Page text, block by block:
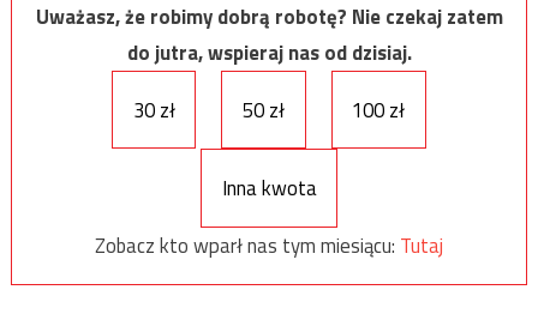
Uważasz, że robimy dobrą robotę? Nie czekaj zatem
do jutra, wspieraj nas od dzisiaj.
30 zł
50 zł 100 zł
Inna kwota
Zobacz kto wparł nas tym miesiącu: Tutaj